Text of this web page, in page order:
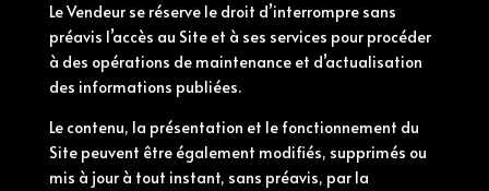
Le Vendeur se réserve le droit d’interrompre sans
préavis l’accès au Site et à ses services pour procéder
à des opérations de maintenance et d’actualisation
des informations publiées.
Le contenu, la présentation et le fonctionnement du
Site peuvent être également modifiés, supprimés ou
mis à jour à tout instant, sans préavis, par la